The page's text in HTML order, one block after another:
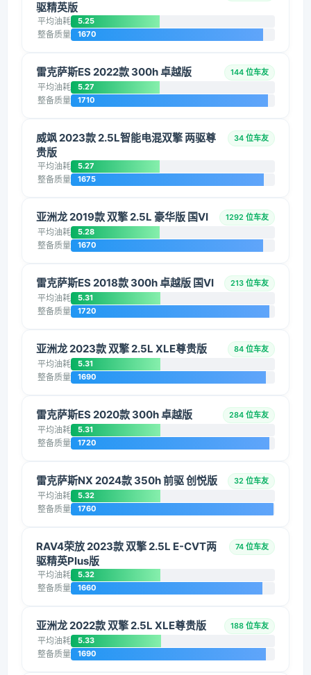
驱精英版
平均油耗 5.25
整备质量 1670
雷克萨斯ES 2022款 300h 卓越版 144 位车友
平均油耗 5.27
整备质量 1710
威飒 2023款 2.5L智能电混双擎 两驱尊
贵版
34 位车友
平均油耗 5.27
整备质量 1675
亚洲龙 2019款 双擎 2.5L 豪华版 国VI 1292 位车友
平均油耗 5.28
整备质量 1670
雷克萨斯ES 2018款 300h 卓越版 国VI 213 位车友
平均油耗 5.31
整备质量 1720
亚洲龙 2023款 双擎 2.5L XLE尊贵版 84 位车友
平均油耗 5.31
整备质量 1690
雷克萨斯ES 2020款 300h 卓越版 284 位车友
平均油耗 5.31
整备质量 1720
雷克萨斯NX 2024款 350h 前驱 创悦版 32 位车友
平均油耗 5.32
整备质量 1760
RAV4荣放 2023款 双擎 2.5L E-CVT两
驱精英Plus版
74 位车友
平均油耗 5.32
整备质量 1660
亚洲龙 2022款 双擎 2.5L XLE尊贵版 188 位车友
平均油耗 5.33
整备质量 1690